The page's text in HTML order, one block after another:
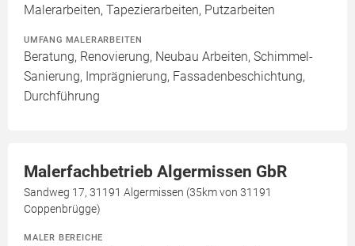
Malerarbeiten, Tapezierarbeiten, Putzarbeiten
UMFANG MALERARBEITEN
Beratung, Renovierung, Neubau Arbeiten, Schimmel-
Sanierung, Imprägnierung, Fassadenbeschichtung,
Durchführung
Malerfachbetrieb Algermissen GbR
Sandweg 17, 31191 Algermissen (35km von 31191
Coppenbrügge)
MALER BEREICHE